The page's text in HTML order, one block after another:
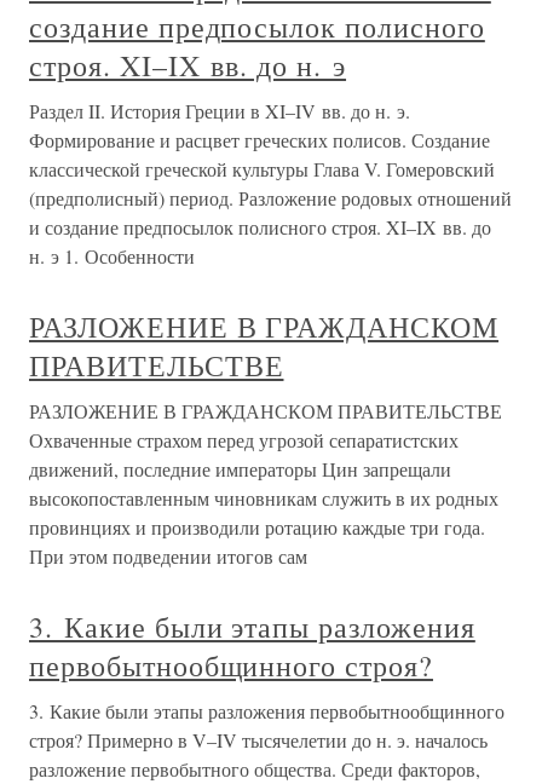
создание предпосылок полисного
строя. XI–IX вв. до н. э
Раздел II. История Греции в XI–IV вв. до н. э.
Формирование и расцвет греческих полисов. Создание
классической греческой культуры Глава V. Гомеровский
(предполисный) период. Разложение родовых отношений
и создание предпосылок полисного строя. XI–IX вв. до
н. э 1. Особенности
РАЗЛОЖЕНИЕ В ГРАЖДАНСКОМ
ПРАВИТЕЛЬСТВЕ
РАЗЛОЖЕНИЕ В ГРАЖДАНСКОМ ПРАВИТЕЛЬСТВЕ
Охваченные страхом перед угрозой сепаратистских
движений, последние императоры Цин запрещали
высокопоставленным чиновникам служить в их родных
провинциях и производили ротацию каждые три года.
При этом подведении итогов сам
3. Какие были этапы разложения
первобытнообщинного строя?
3. Какие были этапы разложения первобытнообщинного
строя? Примерно в V–IV тысячелетии до н. э. началось
разложение первобытного общества. Среди факторов,